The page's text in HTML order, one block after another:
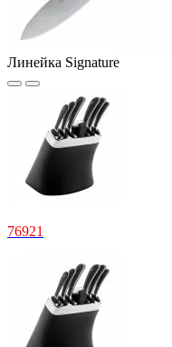
Линейка Signature
76921